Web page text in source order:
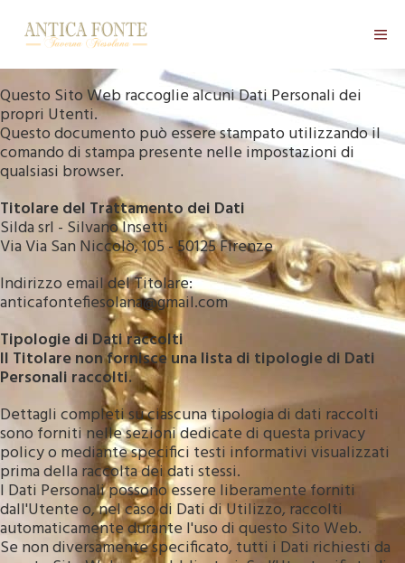
contenuto
Questo Sito Web raccoglie alcuni Dati Personali dei
propri Utenti.
Questo documento può essere stampato utilizzando il
comando di stampa presente nelle impostazioni di
qualsiasi browser.
Titolare del Trattamento dei Dati
Silda srl - Silvano Insetti
Via Via San Niccolò, 105 - 50125 Firenze
Indirizzo email del Titolare:
anticafontefiesolana@gmail.com
Tipologie di Dati raccolti
Il Titolare non fornisce una lista di tipologie di Dati
Personali raccolti.
Dettagli completi su ciascuna tipologia di dati raccolti
sono forniti nelle sezioni dedicate di questa privacy
policy o mediante specifici testi informativi visualizzati
prima della raccolta dei dati stessi.
I Dati Personali possono essere liberamente forniti
dall'Utente o, nel caso di Dati di Utilizzo, raccolti
automaticamente durante l'uso di questo Sito Web.
Se non diversamente specificato, tutti i Dati richiesti da